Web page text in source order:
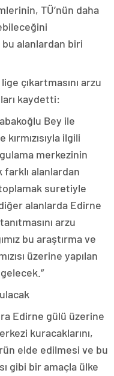
TÜ’nün daha
bu alanlardan biri
çıkartmasını arzu
kaydetti:
Bey ile
ilgili
merkezinin
farklı alanlardan
suretiyle
alanlarda Edirne
arzu
bu araştırma ve
üzerine yapılan
Edirne gülü üzerine
kuracaklarını,
elde edilmesi ve bu
gibi bir amaçla ülke